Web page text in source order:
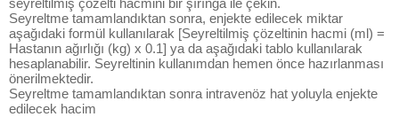
seyreltilmiş çözelti hacmini bir şırınga ile çekin.
Seyreltme tamamlandıktan sonra, enjekte edilecek miktar
aşağıdaki formül kullanılarak [Seyreltilmiş çözeltinin hacmi (ml) =
Hastanın ağırlığı (kg) x 0.1] ya da aşağıdaki tablo kullanılarak
hesaplanabilir. Seyreltinin kullanımdan hemen önce hazırlanması
önerilmektedir.
Seyreltme tamamlandıktan sonra intravenöz hat yoluyla enjekte
edilecek hacim